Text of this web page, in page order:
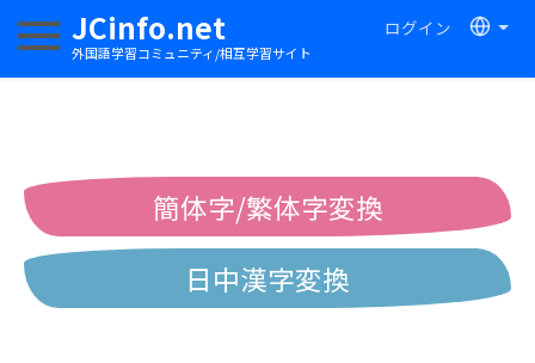
JCinfo.net
外国語学習コミュニティ/相互学習サイト
ログイン
ナビゲーションを切り替える
簡体字/繁体字変換
日中漢字変換